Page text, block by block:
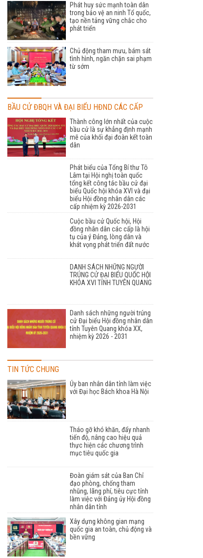
Phát huy sức mạnh toàn dân
trong bảo vệ an ninh Tổ quốc,
tạo nền tảng vững chắc cho
phát triển
Chủ động tham mưu, bám sát
tình hình, ngăn chặn sai phạm
từ sớm
BẦU CỬ ĐBQH VÀ ĐẠI BIỂU HĐND CÁC CẤP
Thành công lớn nhất của cuộc
bầu cử là sự khẳng định mạnh
mẽ của khối đại đoàn kết toàn
dân
Phát biểu của Tổng Bí thư Tô
Lâm tại Hội nghị toàn quốc
tổng kết công tác bầu cử đại
biểu Quốc hội khóa XVI và đại
biểu Hội đồng nhân dân các
cấp nhiệm kỳ 2026-2031
Cuộc bầu cử Quốc hội, Hội
đồng nhân dân các cấp là hội
tụ của ý Đảng, lòng dân và
khát vọng phát triển đất nước
DANH SÁCH NHỮNG NGƯỜI
TRÚNG CỬ ĐẠI BIỂU QUỐC HỘI
KHÓA XVI TỈNH TUYÊN QUANG
Danh sách những người trúng
cử Đại biểu Hội đồng nhân dân
tỉnh Tuyên Quang khóa XX,
nhiệm kỳ 2026 - 2031
TIN TỨC CHUNG
Ủy ban nhân dân tỉnh làm việc
với Đại học Bách khoa Hà Nội
Tháo gỡ khó khăn, đẩy nhanh
tiến độ, nâng cao hiệu quả
thực hiện các chương trình
mục tiêu quốc gia
Đoàn giám sát của Ban Chỉ
đạo phòng, chống tham
nhũng, lãng phí, tiêu cực tỉnh
làm việc với Đảng ủy Hội đồng
nhân dân tỉnh
Xây dựng không gian mạng
quốc gia an toàn, chủ động và
bền vững